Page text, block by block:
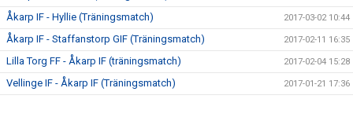
Åkarp IF - Hyllie (Träningsmatch) 2017-03-02 10:44
Åkarp IF - Staffanstorp GIF (Träningsmatch) 2017-02-11 16:35
Lilla Torg FF - Åkarp IF (träningsmatch) 2017-02-04 15:28
Vellinge IF - Åkarp IF (Träningsmatch) 2017-01-21 17:36